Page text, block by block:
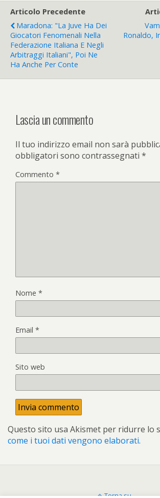
Articolo Precedente
Maradona: "La Juve Ha Dei
Giocatori Fenomenali Nella
Federazione Italiana E Negli
Arbitraggi Italiani", Poi Ne
Ha Anche Per Conte
Ronaldo,
Lascia un commento
Il tuo indirizzo email non sarà
obbligatori sono contrassegnati *
Commento *
Nome *
Email *
Sito web
Questo sito usa Akismet per ridurre lo
come i tuoi dati vengono elaborati.
Torna su